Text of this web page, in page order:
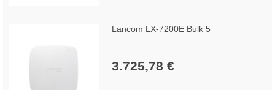
Lancom LX-7200E Bulk 5
3.725,78 €